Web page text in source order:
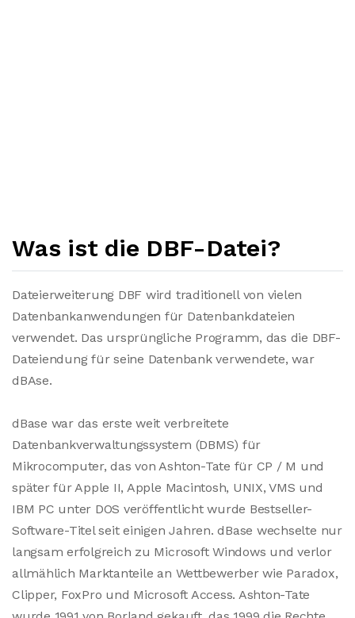
Was ist die DBF-Datei?
Dateierweiterung DBF wird traditionell von vielen
Datenbankanwendungen für Datenbankdateien
verwendet. Das ursprüngliche Programm, das die DBF-
Dateiendung für seine Datenbank verwendete, war
dBAse.
dBase war das erste weit verbreitete
Datenbankverwaltungssystem (DBMS) für
Mikrocomputer, das von Ashton-Tate für CP / M und
später für Apple II, Apple Macintosh, UNIX, VMS und
IBM PC unter DOS veröffentlicht wurde Bestseller-
Software-Titel seit einigen Jahren. dBase wechselte nur
langsam erfolgreich zu Microsoft Windows und verlor
allmählich Marktanteile an Wettbewerber wie Paradox,
Clipper, FoxPro und Microsoft Access. Ashton-Tate